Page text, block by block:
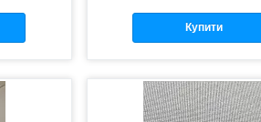
Купити